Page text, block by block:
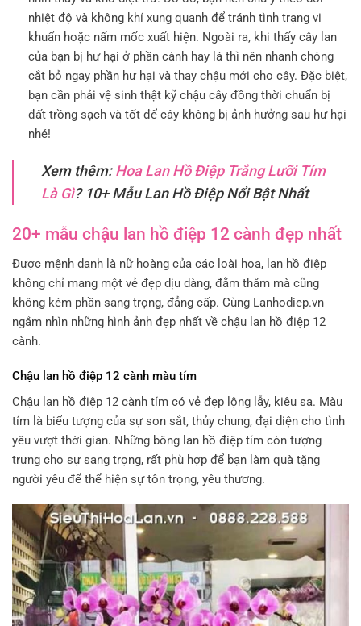
nhiệt độ và không khí xung quanh để tránh tình trạng vi
khuẩn hoặc nấm mốc xuất hiện. Ngoài ra, khi thấy cây lan
của bạn bị hư hại ở phần cành hay lá thì nên nhanh chóng
cắt bỏ ngay phần hư hại và thay chậu mới cho cây. Đặc biệt,
bạn cần phải vệ sinh thật kỹ chậu cây đồng thời chuẩn bị
đất trồng sạch và tốt để cây không bị ảnh hưởng sau hư hại
nhé!
Xem thêm:Hoa Lan Hồ Điệp Trắng Lưỡi Tím
Là Gì? 10+ Mẫu Lan Hồ Điệp Nổi Bật Nhất
20+ mẫu chậu lan hồ điệp 12 cành đẹp nhất
Được mệnh danh là nữ hoàng của các loài hoa, lan hồ điệp
không chỉ mang một vẻ đẹp dịu dàng, đằm thắm mà cũng
không kém phần sang trọng, đẳng cấp. Cùng Lanhodiep.vn
ngắm nhìn những hình ảnh đẹp nhất về chậu lan hồ điệp 12
cành.
Chậu lan hồ điệp 12 cành màu tím
Chậu lan hồ điệp 12 cành tím có vẻ đẹp lộng lẫy, kiêu sa. Màu
tím là biểu tượng của sự son sắt, thủy chung, đại diện cho tình
yêu vượt thời gian. Những bông lan hồ điệp tím còn tượng
trưng cho sự sang trọng, rất phù hợp để bạn làm quà tặng
người yêu để thể hiện sự tôn trọng, yêu thương.